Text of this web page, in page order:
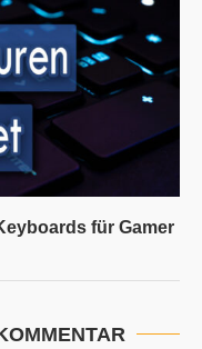
für Gamer